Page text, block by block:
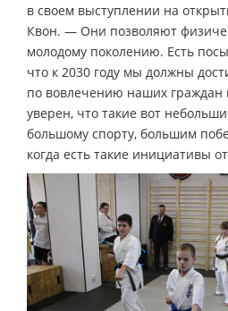
в своем выступлении на
Квон. — Они позволяют
молодому поколению. Есть
что к 2030 году мы должны
по вовлечению наших граждан
уверен, что такие вот
большому спорту, большим
когда есть такие инициативы